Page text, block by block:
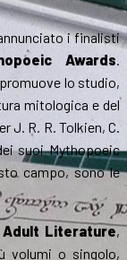
i finalisti
Awards
lo studio,
mitologica e del
R. R. Tolkien, C.
suoi Mythopoeic
campo, sono le
Adult Literature,
volumi o singolo,